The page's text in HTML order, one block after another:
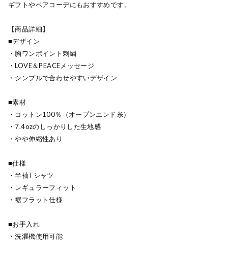
ギフトやペアコーデにもおすすめです。
【商品詳細】
■デザイン
・胸ワンポイント刺繍
・LOVE＆PEACEメッセージ
・シンプルで合わせやすいデザイン
■素材
・コットン100％（オープンエンド糸）
・7.4ozのしっかりした生地感
・やや伸縮性あり
■仕様
・半袖Tシャツ
・レギュラーフィット
・裾フラット仕様
■お手入れ
・洗濯機使用可能